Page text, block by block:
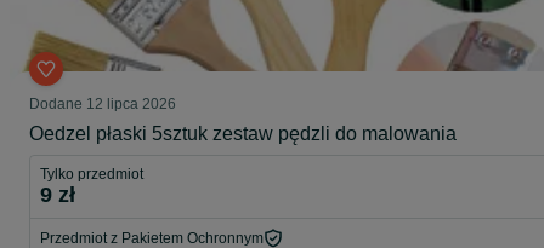
Dodane 12 lipca 2026
Oedzel płaski 5sztuk zestaw pędzli do malowania
Tylko przedmiot
9 zł
Przedmiot z Pakietem Ochronnym